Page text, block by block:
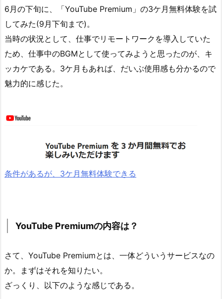
6月の下旬に、「YouTube Premium」の3ケ月無料体験を試
してみた(9月下旬まで)。
当時の状況として、仕事でリモートワークを導入していた
ため、仕事中のBGMとして使ってみようと思ったのが、キ
ッカケである。3ケ月もあれば、だいぶ使用感も分かるので
魅力的に感じた。
条件があるが、3ケ月無料体験できる
YouTube Premiumの内容は？
さて、YouTube Premiumとは、一体どういうサービスなの
か。まずはそれを知りたい。
ざっくり、以下のような感じである。